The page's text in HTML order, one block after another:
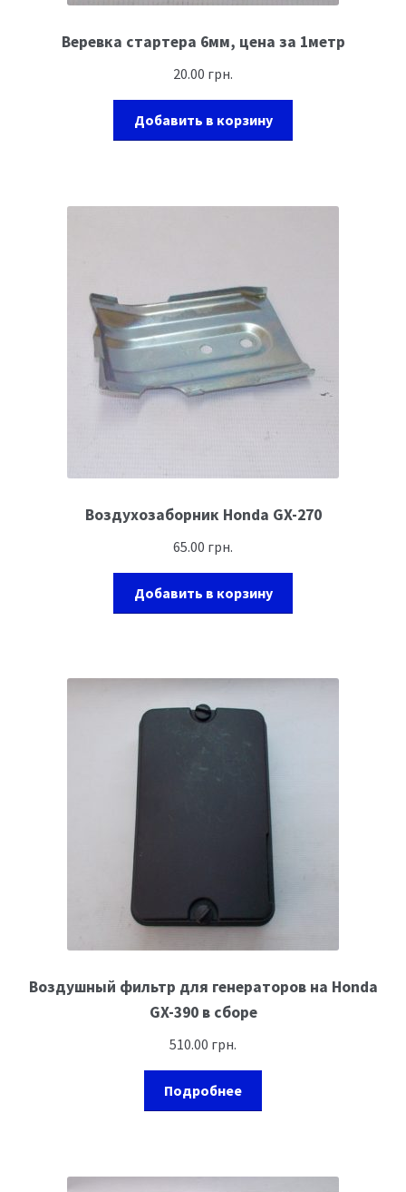
Веревка стартера 6мм, цена за 1метр
20.00 грн.
Добавить в корзину
Воздухозаборник Honda GX-270
65.00 грн.
Добавить в корзину
Воздушный фильтр для генераторов на Honda
GX-390 в сборе
510.00 грн.
Подробнее